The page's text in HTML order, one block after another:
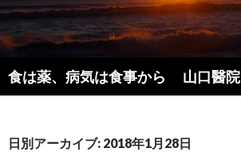
食は薬、病気は食事から 山口醫院
検
索
ン
日別アーカイブ: 2018年1月28日